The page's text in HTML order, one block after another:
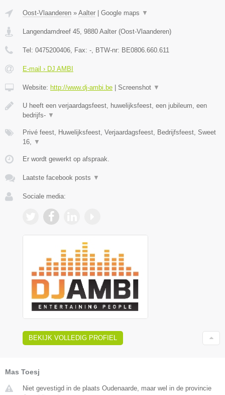
Oost-Vlaanderen » Aalter Google maps ▼
Langendamdreef 45 9880 Aalter (Oost-Vlaanderen)
Tel: 0475200406 , Fax: - , BTW-nr: BE0806.660.611
E-mail › DJ AMBI
Website: http://www.dj-ambi.be Screenshot ▼
U heeft een verjaardagsfeest, huwelijksfeest, een jubileum, een
bedrijfs- ▼
Privé feest, Huwelijksfeest, Verjaardagsfeest, Bedrijfsfeest, Sweet
16,
▼
Er wordt gewerkt op afspraak.
Laatste facebook posts ▼
Sociale media:
BEKIJK VOLLEDIG PROFIEL
Mas Toesj
Niet gevestigd in de plaats Oudenaarde, maar wel in de provincie